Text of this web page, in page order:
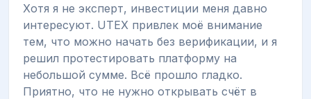
Хотя я не эксперт, инвестиции меня давно
интересуют. UTEX привлек моё внимание
тем, что можно начать без верификации, и я
решил протестировать платформу на
небольшой сумме. Всё прошло гладко.
Приятно, что не нужно открывать счёт в